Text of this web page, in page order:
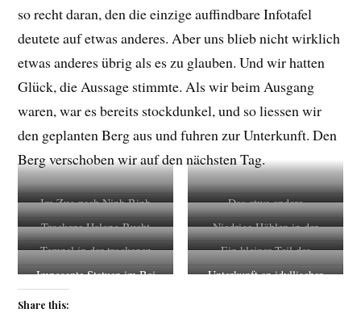
so recht daran, den die einzige auffindbare Infotafel
deutete auf etwas anderes. Aber uns blieb nicht wirklich
etwas anderes übrig als es zu glauben. Und wir hatten
Glück, die Aussage stimmte. Als wir beim Ausgang
waren, war es bereits stockdunkel, und so liessen wir
den geplanten Berg aus und fuhren zur Unterkunft. Den
Berg verschoben wir auf den nächsten Tag.
Im Zug nach Ninh Binh
Das etwa andere
Verpflegungsangebot im Zug
Trockene Halong Bucht
Niedrige Höhlen in der
trockenen Halong Bucht
Tempel in der trockenen
Bucht
Ein kleiner Teil der
Tempelanlage Bai Dinh
Imposante Statuen im Bai
Dinh Tempel
Unterkunft an idyllischer
Share this: